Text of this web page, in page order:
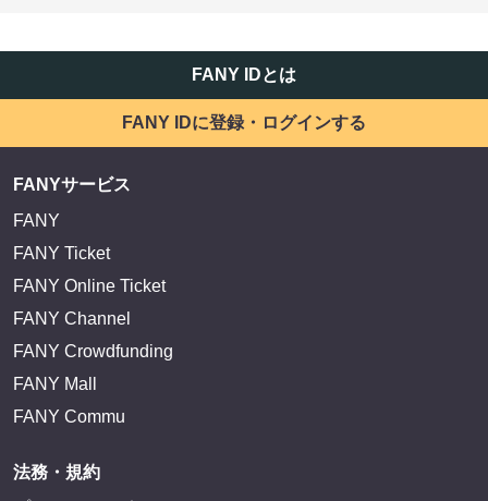
FANY IDとは
FANY IDに登録・ログインする
FANYサービス
FANY
FANY Ticket
FANY Online Ticket
FANY Channel
FANY Crowdfunding
FANY Mall
FANY Commu
法務・規約